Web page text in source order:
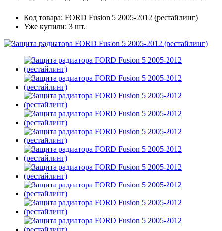
Код товара: FORD Fusion 5 2005-2012 (рестайлинг)
Уже купили: 3 шт.